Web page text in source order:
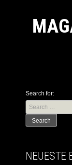
Search for:
NEUESTE